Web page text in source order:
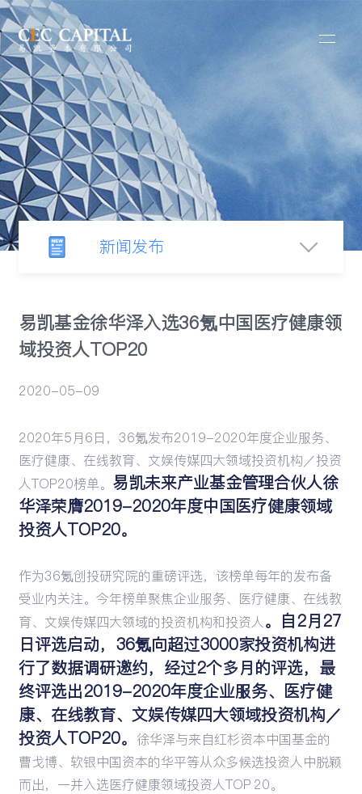
新闻发布
行业观察
易凯基金徐华泽入选36氪中国医疗健康领
域投资人TOP20
2020-05-09
2020年5月6日，36氪发布2019-2020年度企业服务、
医疗健康、在线教育、文娱传媒四大领域投资机构／投资
人TOP20榜单。 易凯未来产业基金管理合伙人徐
华泽荣膺2019-2020年度中国医疗健康领域
投资人TOP20。
作为36氪创投研究院的重磅评选，该榜单每年的发布备
受业内关注。今年榜单聚焦企业服务、医疗健康、在线教
育、文娱传媒四大领域的投资机构和投资人。自2月27
日评选启动，36氪向超过3000家投资机构进
行了数据调研邀约，经过2个多月的评选，最
终评选出2019-2020年度企业服务、医疗健
康、在线教育、文娱传媒四大领域投资机构／
投资人TOP20。 徐华泽与来自红杉资本中国基金的
曹戈博、软银中国资本的华平等从众多候选投资人中脱颖
而出，一并入选医疗健康领域投资人TOP 20。